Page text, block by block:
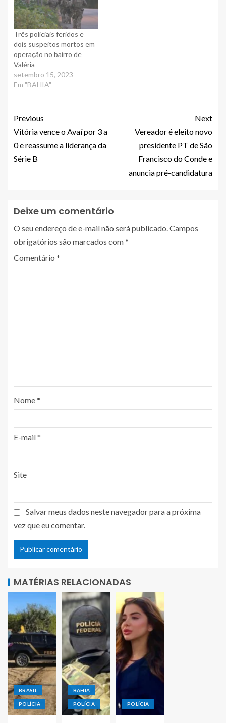
Três policiais feridos e
dois suspeitos mortos em
operação no bairro de
Valéria
setembro 15, 2023
Em "BAHIA"
Previous
Vitória vence o Avaí por 3 a
0 e reassume a liderança da
Série B
Next
Vereador é eleito novo
presidente PT de São
Francisco do Conde e
anuncia pré-candidatura
Deixe um comentário
O seu endereço de e-mail não será publicado.Campos
obrigatórios são marcados com*
Comentário *
Nome*
E-mail*
Site
Salvar meus dados neste navegador para a próxima
vez que eu comentar.
MATÉRIAS RELACIONADAS
BRASIL
POLÍCIA
BAHIA
POLÍCIA POLÍCIA